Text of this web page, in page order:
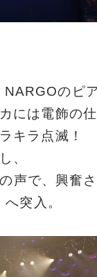
のピ
には電飾の仕
キラ点滅！
、
声で、興奮さ
突入。